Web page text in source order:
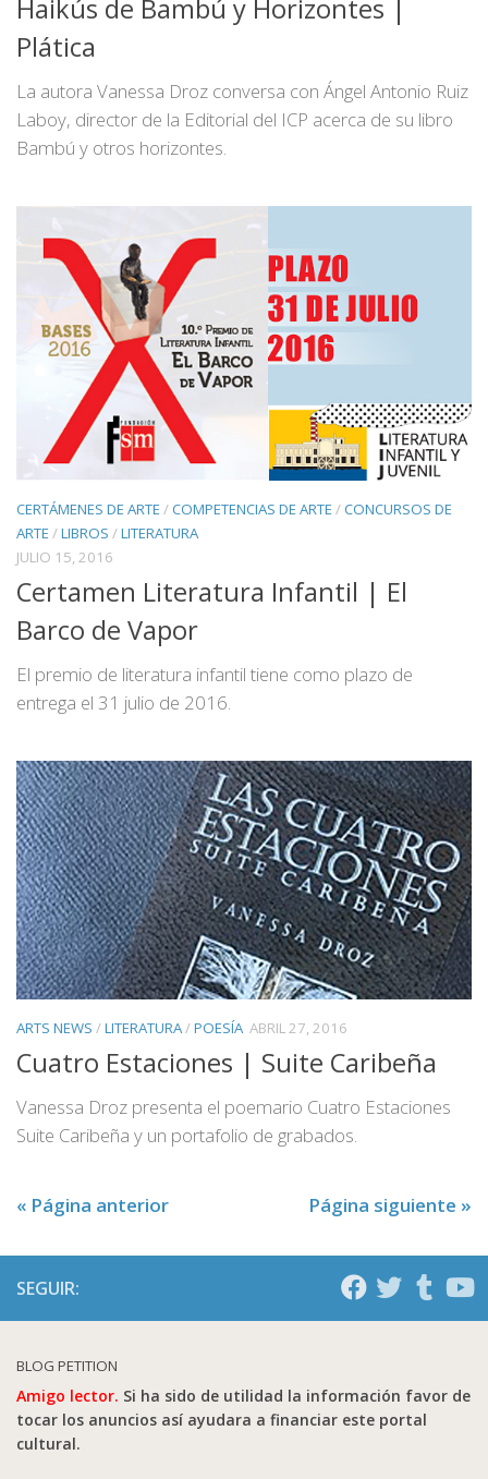
Haikús de Bambú y Horizontes |
Plática
La autora Vanessa Droz conversa con Ángel Antonio Ruiz
Laboy, director de la Editorial del ICP acerca de su libro
Bambú y otros horizontes.
CERTÁMENES DE ARTE /COMPETENCIAS DE ARTE /CONCURSOS DE
ARTE /LIBROS /LITERATURA
JULIO 15, 2016
Certamen Literatura Infantil | El
Barco de Vapor
El premio de literatura infantil tiene como plazo de
entrega el 31 julio de 2016.
ARTS NEWS /LITERATURA /POESÍA ABRIL 27, 2016
Cuatro Estaciones | Suite Caribeña
Vanessa Droz presenta el poemario Cuatro Estaciones
Suite Caribeña y un portafolio de grabados.
« Página anterior Página siguiente »
SEGUIR:
BLOG PETITION
Amigo lector. Si ha sido de utilidad la información favor de
tocar los anuncios así ayudara a financiar este portal
cultural.